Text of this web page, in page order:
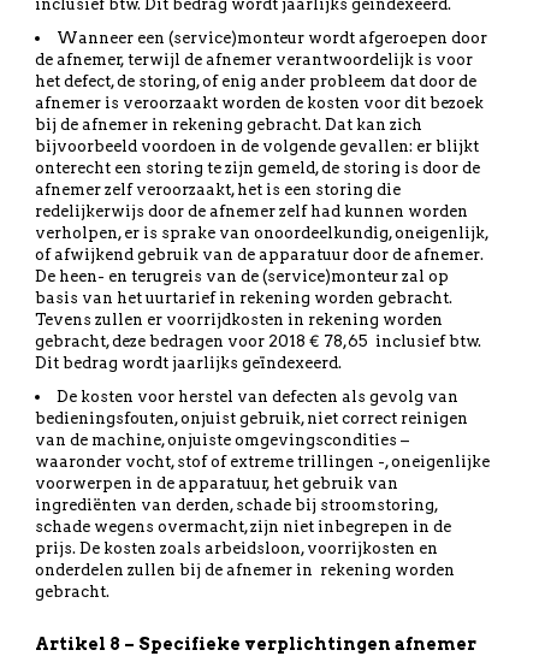
inclusief btw. Dit bedrag wordt jaarlijks geïndexeerd.
Wanneer een (service)monteur wordt afgeroepen door
de afnemer, terwijl de afnemer verantwoordelijk is voor
het defect, de storing, of enig ander probleem dat door de
afnemer is veroorzaakt worden de kosten voor dit bezoek
bij de afnemer in rekening gebracht. Dat kan zich
bijvoorbeeld voordoen in de volgende gevallen: er blijkt
onterecht een storing te zijn gemeld, de storing is door de
afnemer zelf veroorzaakt, het is een storing die
redelijkerwijs door de afnemer zelf had kunnen worden
verholpen, er is sprake van onoordeelkundig, oneigenlijk,
of afwijkend gebruik van de apparatuur door de afnemer.
De heen- en terugreis van de (service)monteur zal op
basis van het uurtarief in rekening worden gebracht.
Tevens zullen er voorrijdkosten in rekening worden
gebracht, deze bedragen voor 2018 € 78,65 inclusief btw.
Dit bedrag wordt jaarlijks geïndexeerd.
De kosten voor herstel van defecten als gevolg van
bedieningsfouten, onjuist gebruik, niet correct reinigen
van de machine, onjuiste omgevingscondities –
waaronder vocht, stof of extreme trillingen -, oneigenlijke
voorwerpen in de apparatuur, het gebruik van
ingrediënten van derden, schade bij stroomstoring,
schade wegens overmacht, zijn niet inbegrepen in de
prijs. De kosten zoals arbeidsloon, voorrijkosten en
onderdelen zullen bij de afnemer in rekening worden
gebracht.
Artikel 8 – Specifieke verplichtingen afnemer